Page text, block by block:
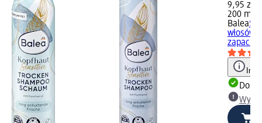
9,95 zł
200 ml
Balea
włosów